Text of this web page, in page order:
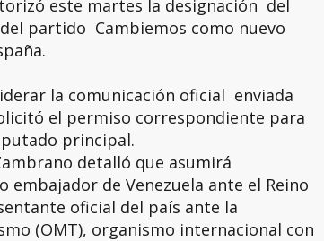
este martes la designación del
partido Cambiemos como nuevo
la comunicación oficial enviada
el permiso correspondiente para
principal.
detalló que asumirá
embajador de Venezuela ante el Reino
oficial del país ante la
(OMT), organismo internacional con